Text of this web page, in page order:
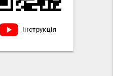
Інструкція